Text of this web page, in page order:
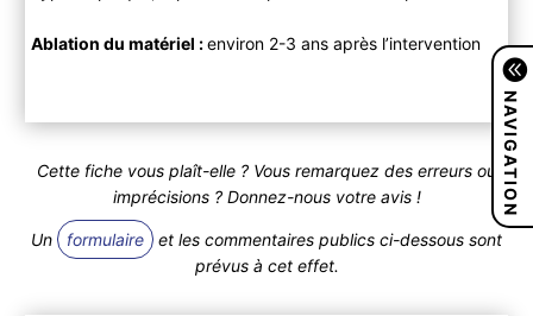
Ablation du matériel :environ 2-3 ans après l’intervention
Cette fiche vous plaît-elle ? Vous remarquez des erreurs ou
imprécisions ? Donnez-nous votre avis !
Un formulaire
et les commentaires publics ci-dessous sont
prévus à cet effet.
NAVIGATION